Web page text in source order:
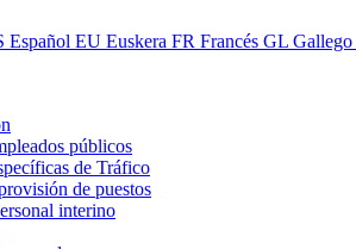
Español EU Euskera FR Francés GL Gallego
públicos
de Tráfico
de puestos
interino